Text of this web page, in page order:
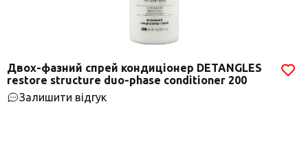
Двох-фазний спрей кондиціонер DETANGLES
restore structure duo-phase conditioner 200
Залишити відгук